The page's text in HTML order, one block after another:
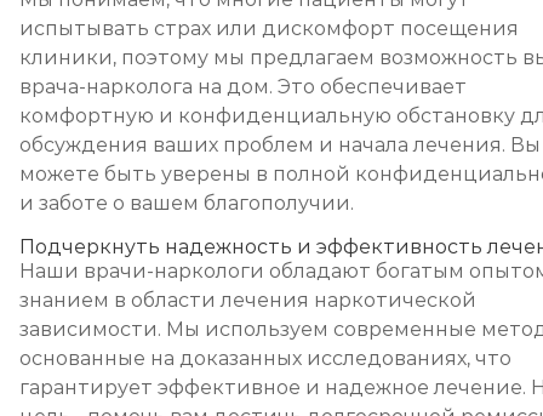
испытывать страх или дискомфорт посещения
клиники, поэтому мы предлагаем возможность
врача-нарколога на дом. Это обеспечивает
комфортную и конфиденциальную обстановку
обсуждения ваших проблем и начала лечения. Вы
можете быть уверены в полной
и заботе о вашем благополучии.
Подчеркнуть надежность и эффективность
Наши врачи-наркологи обладают богатым
знанием в области лечения наркотической
зависимости. Мы используем современные
основанные на доказанных исследованиях, что
гарантирует эффективное и надежное лечение.